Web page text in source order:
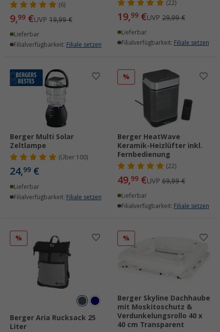
(6)
9,99 €UVP 19,99 €
Lieferbar
Filialverfügbarkeit: Filiale setzen
(22)
19,99 €UVP 29,99 €
Lieferbar
Filialverfügbarkeit: Filiale setzen
Berger Multi Solar
Zeltlampe
(Über100)
24,99 €
Lieferbar
Filialverfügbarkeit: Filiale setzen
%
Berger HeatWave
Keramik-Heizlüfter inkl.
Fernbedienung
(22)
49,99 €UVP 69,99 €
Lieferbar
Filialverfügbarkeit: Filiale setzen
%
Berger Aria Rucksack 25
Liter
%
Berger Skyline Dachhaube
mit Moskitoschutz &
Verdunkelungsrollo 40 x
40 cm Transparent